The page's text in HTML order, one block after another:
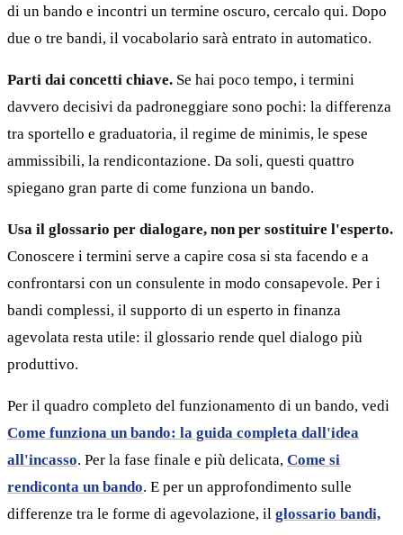
di un bando e incontri un termine oscuro, cercalo qui. Dopo
due o tre bandi, il vocabolario sarà entrato in automatico.
Parti dai concetti chiave. Se hai poco tempo, i termini
davvero decisivi da padroneggiare sono pochi: la differenza
tra sportello e graduatoria, il regime de minimis, le spese
ammissibili, la rendicontazione. Da soli, questi quattro
spiegano gran parte di come funziona un bando.
Usa il glossario per dialogare, non per sostituire l'esperto.
Conoscere i termini serve a capire cosa si sta facendo e a
confrontarsi con un consulente in modo consapevole. Per i
bandi complessi, il supporto di un esperto in finanza
agevolata resta utile: il glossario rende quel dialogo più
produttivo.
Per il quadro completo del funzionamento di un bando, vedi
Come funziona un bando: la guida completa dall'idea
all'incasso. Per la fase finale e più delicata, Come si
rendiconta un bando. E per un approfondimento sulle
differenze tra le forme di agevolazione, il glossario bandi,